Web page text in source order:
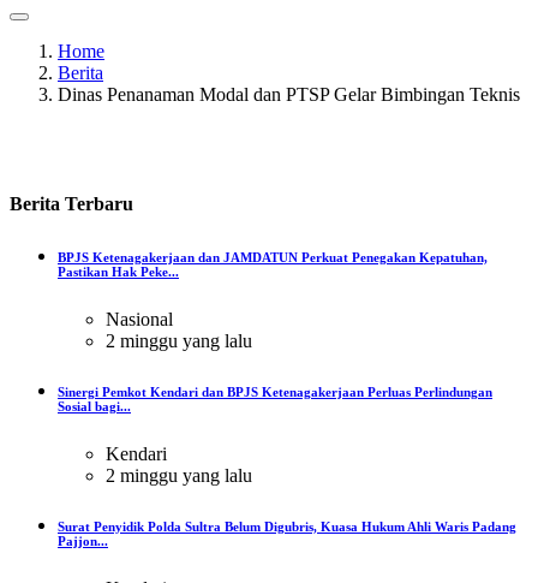
Home
Berita
Dinas Penanaman Modal dan PTSP Gelar Bimbingan Teknis
Berita Terbaru
BPJS Ketenagakerjaan dan JAMDATUN Perkuat Penegakan Kepatuhan,
Pastikan Hak Peke...
Nasional
2 minggu yang lalu
Sinergi Pemkot Kendari dan BPJS Ketenagakerjaan Perluas Perlindungan
Sosial bagi...
Kendari
2 minggu yang lalu
Surat Penyidik Polda Sultra Belum Digubris, Kuasa Hukum Ahli Waris Padang
Pajjon...